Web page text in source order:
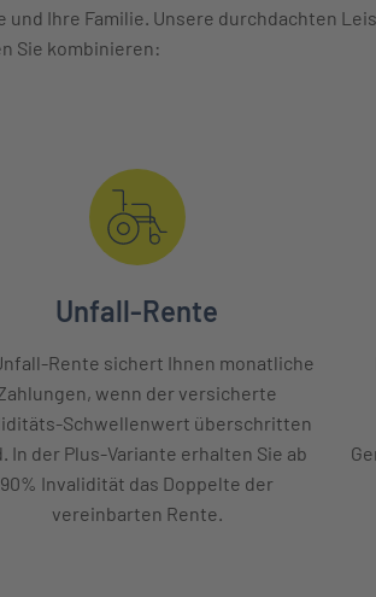
Ihre Familie. Unsere durchdachten
Sie kombinieren:
Unfall-Rente
Rente sichert Ihnen monatliche
wenn der versicherte
Schwellenwert überschritten
In der Plus-Variante erhalten Sie ab
90% Invalidität das Doppelte der
vereinbarten Rente.